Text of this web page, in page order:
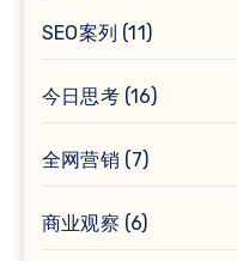
SEO案列 (11)
今日思考(16)
全网营销 (7)
商业观察 (6)